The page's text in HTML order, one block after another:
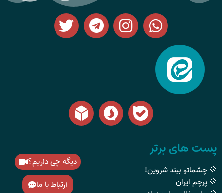
پست های برتر
💠 چشماتو ببند شروین!
💠 پرچم ایران
دیگه چی داریم؟
ارتباط با ما